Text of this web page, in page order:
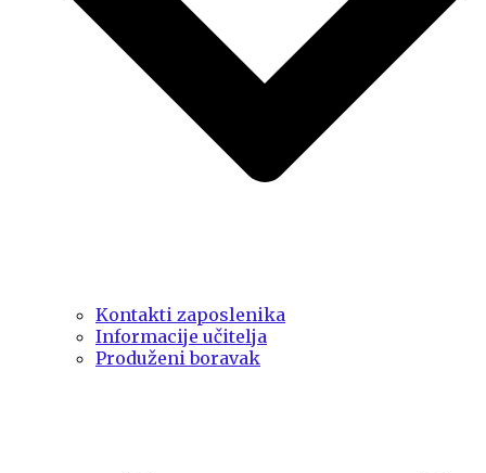
Kontakti zaposlenika
Informacije učitelja
Produženi boravak